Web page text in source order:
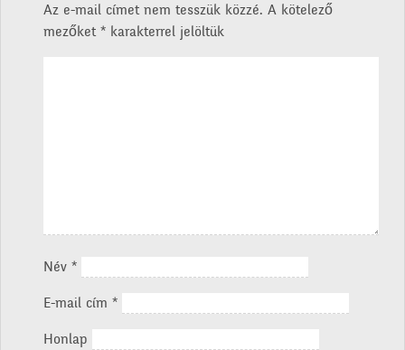
Az e-mail címet nem tesszük közzé. A kötelező
mezőket * karakterrel jelöltük
Név *
E-mail cím *
Honlap